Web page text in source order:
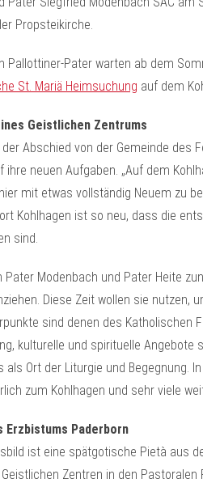
Propsteikirche.
Pallottiner-Pater warten ab dem
St. Mariä Heimsuchung auf dem
Geistlichen Zentrums
der Abschied von der Gemeinde
ihre neuen Aufgaben. „Auf dem
mit etwas vollständig Neuem zu
Kohlhagen ist so neu, dass die
sind.
Pater Modenbach und Pater Heite
Diese Zeit wollen sie nutzen,
sind denen des Katholischen
kulturelle und spirituelle
als Ort der Liturgie und Begegnung.
zum Kohlhagen und sehr viele
Erzbistums Paderborn
ist eine spätgotische Pietà aus
Zentren in den